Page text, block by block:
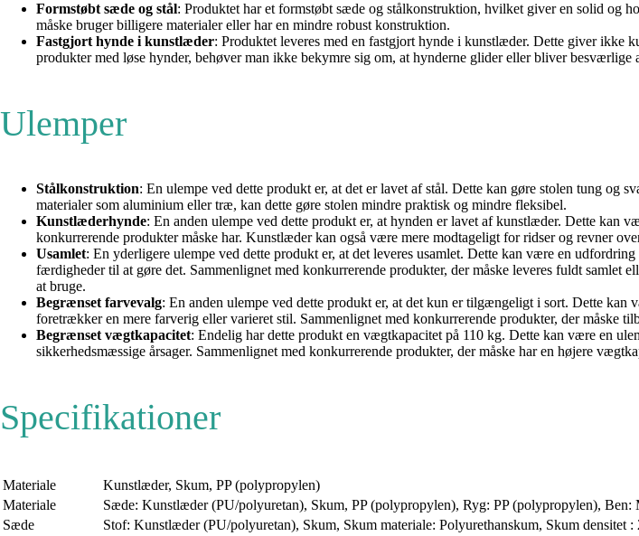
Formstøbt sæde og stål: Produktet har et formstøbt sæde og stålkonstruktion, hvilket giver en solid og
måske bruger billigere materialer eller har en mindre robust konstruktion.
Fastgjort hynde i kunstlæder: Produktet leveres med en fastgjort hynde i kunstlæder. Dette giver ikke
produkter med løse hynder, behøver man ikke bekymre sig om, at hynderne glider eller bliver besværlige
Ulemper
Stålkonstruktion: En ulempe ved dette produkt er, at det er lavet af stål. Dette kan gøre stolen tung og
materialer som aluminium eller træ, kan dette gøre stolen mindre praktisk og mindre fleksibel.
Kunstlæderhynde: En anden ulempe ved dette produkt er, at hynden er lavet af kunstlæder. Dette kan
konkurrerende produkter måske har. Kunstlæder kan også være mere modtageligt for ridser og revner
Usamlet: En yderligere ulempe ved dette produkt er, at det leveres usamlet. Dette kan være en
færdigheder til at gøre det. Sammenlignet med konkurrerende produkter, der måske leveres fuldt
at bruge.
Begrænset farvevalg: En anden ulempe ved dette produkt er, at det kun er tilgængeligt i sort. Dette kan
foretrækker en mere farverig eller varieret stil. Sammenlignet med konkurrerende produkter, der måske
Begrænset vægtkapacitet: Endelig har dette produkt en vægtkapacitet på 110 kg. Dette kan være en
sikkerhedsmæssige årsager. Sammenlignet med konkurrerende produkter, der måske har en højere
Specifikationer
Materiale
Kunstlæder, Skum, PP (polypropylen)
Materiale
Sæde: Kunstlæder (PU/polyuretan), Skum, PP (polypropylen), Ryg: PP (polypropylen), Ben:
Sæde
Stof: Kunstlæder (PU/polyuretan), Skum, Skum materiale: Polyurethanskum, Skum densitet :